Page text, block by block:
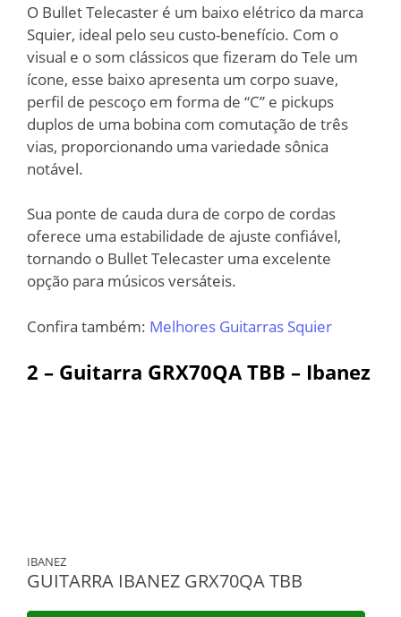
O Bullet Telecaster é um baixo elétrico da marca
Squier, ideal pelo seu custo-benefício. Com o
visual e o som clássicos que fizeram do Tele um
ícone, esse baixo apresenta um corpo suave,
perfil de pescoço em forma de “C” e pickups
duplos de uma bobina com comutação de três
vias, proporcionando uma variedade sônica
notável.
Sua ponte de cauda dura de corpo de cordas
oferece uma estabilidade de ajuste confiável,
tornando o Bullet Telecaster uma excelente
opção para músicos versáteis.
Confira também: Melhores Guitarras Squier
2 – Guitarra GRX70QA TBB – Ibanez
IBANEZ
GUITARRA IBANEZ GRX70QA TBB